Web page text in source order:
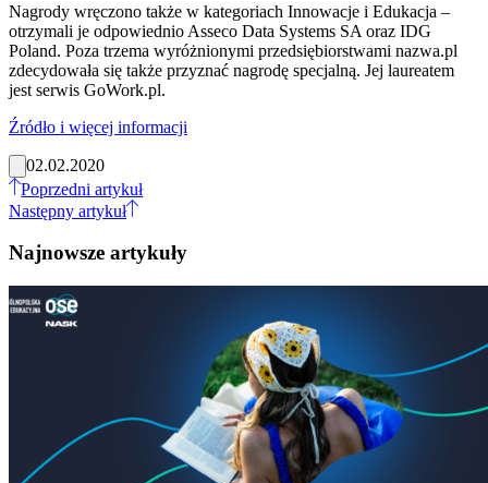
Nagrody wręczono także w kategoriach Innowacje i Edukacja –
otrzymali je odpowiednio Asseco Data Systems SA oraz IDG
Poland. Poza trzema wyróżnionymi przedsiębiorstwami nazwa.pl
zdecydowała się także przyznać nagrodę specjalną. Jej laureatem
jest serwis GoWork.pl.
Źródło i więcej informacji
02.02.2020
Poprzedni artykuł
Następny artykuł
Najnowsze artykuły